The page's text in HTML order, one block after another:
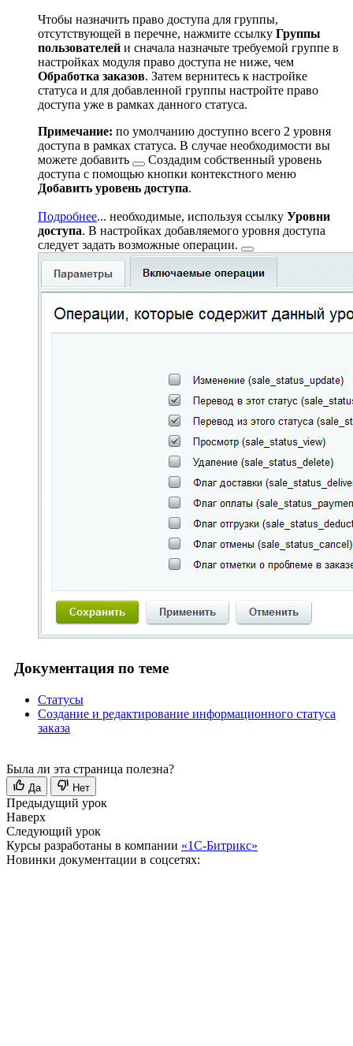
Чтобы назначить право доступа для группы,
отсутствующей в перечне, нажмите ссылку Группы
пользователей и сначала назначьте требуемой группе в
настройках модуля право доступа не ниже, чем
Обработка заказов. Затем вернитесь к настройке
статуса и для добавленной группы настройте право
доступа уже в рамках данного статуса.
Примечание: по умолчанию доступно всего 2 уровня
доступа в рамках статуса. В случае необходимости вы
можете добавить
Создадим собственный уровень
доступа с помощью кнопки контекстного меню
Добавить уровень доступа.
Подробнее... необходимые, используя ссылку Уровни
доступа. В настройках добавляемого уровня доступа
следует задать возможные операции.
Документация по теме
Статусы
Создание и редактирование информационного статуса
заказа
Была ли эта страница полезна?
Да Нет
Предыдущий урок
Наверх
Следующий урок
Курсы разработаны в компании «1С-Битрикс»
Новинки документации в соцсетях: